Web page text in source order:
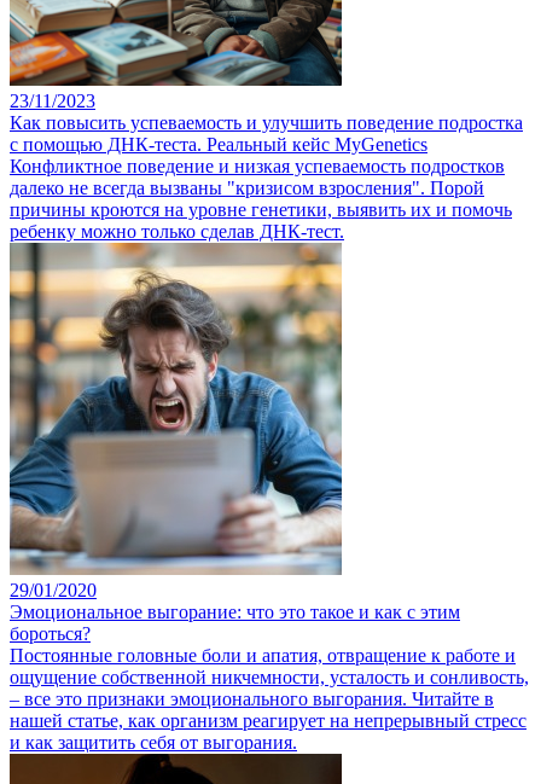
23/11/2023
Как повысить успеваемость и улучшить поведение подростка
с помощью ДНК-теста. Реальный кейс MyGenetics
Конфликтное поведение и низкая успеваемость подростков
далеко не всегда вызваны "кризисом взросления". Порой
причины кроются на уровне генетики, выявить их и помочь
ребенку можно только сделав ДНК-тест.
29/01/2020
Эмоциональное выгорание: что это такое и как с этим
бороться?
Постоянные головные боли и апатия, отвращение к работе и
ощущение собственной никчемности, усталость и сонливость,
– все это признаки эмоционального выгорания. Читайте в
нашей статье, как организм реагирует на непрерывный стресс
и как защитить себя от выгорания.